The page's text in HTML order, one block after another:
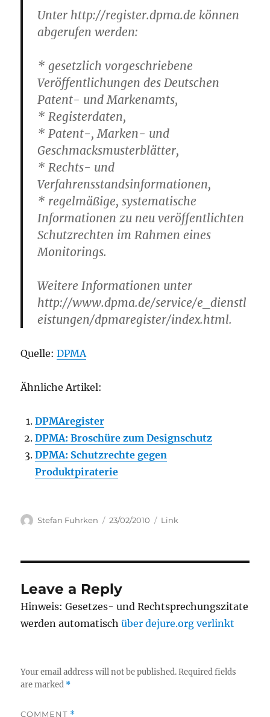
Unter http://register.dpma.de können
abgerufen werden:
* gesetzlich vorgeschriebene
Veröffentlichungen des Deutschen
Patent- und Markenamts,
* Registerdaten,
* Patent-, Marken- und
Geschmacksmusterblätter,
* Rechts- und
Verfahrensstandsinformationen,
* regelmäßige, systematische
Informationen zu neu veröffentlichten
Schutzrechten im Rahmen eines
Monitorings.
Weitere Informationen unter
http://www.dpma.de/service/e_dienstl
eistungen/dpmaregister/index.html.
Quelle:DPMA
Ähnliche Artikel:
DPMAregister
DPMA: Broschüre zum Designschutz
DPMA: Schutzrechte gegen
Produktpiraterie
Author
Stefan Fuhrken
Posted
23/02/2010 Categories
Link
Leave a Reply
Hinweis: Gesetzes- und Rechtsprechungszitate
werden automatischüber dejure.org verlinkt
Your email address will not be published. Required fields
are marked *
COMMENT *